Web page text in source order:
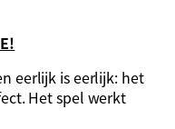
eerlijk is eerlijk: het
Het spel werkt